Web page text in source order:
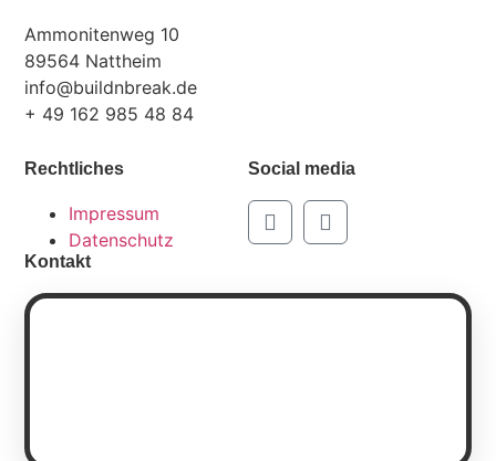
Ammonitenweg 10
89564 Nattheim
info@buildnbreak.de
+ 49 162 985 48 84
Rechtliches
Impressum
Datenschutz
Social media
Kontakt